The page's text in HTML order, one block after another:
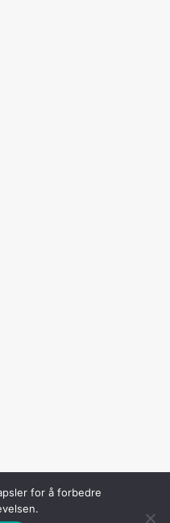
for å forbedre